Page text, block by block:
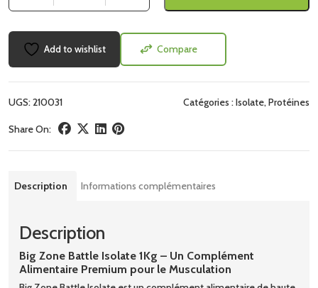
Add to wishlist Compare
UGS:210031 Catégories :Isolate, Protéines
Share On:
Description Informations complémentaires
Description
Big Zone Battle Isolate 1Kg – Un Complément
Alimentaire Premium pour le Musculation